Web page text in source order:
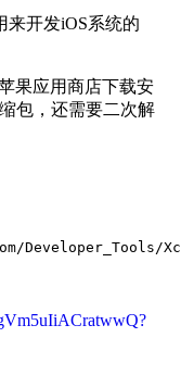
来开发iOS系统的
果应用商店下载安
包，还需要二次解